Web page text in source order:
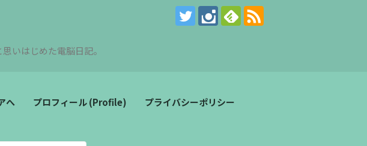
いはじめた電脳日記。
へ
プロフィール (Profile)
プライバシーポリシー